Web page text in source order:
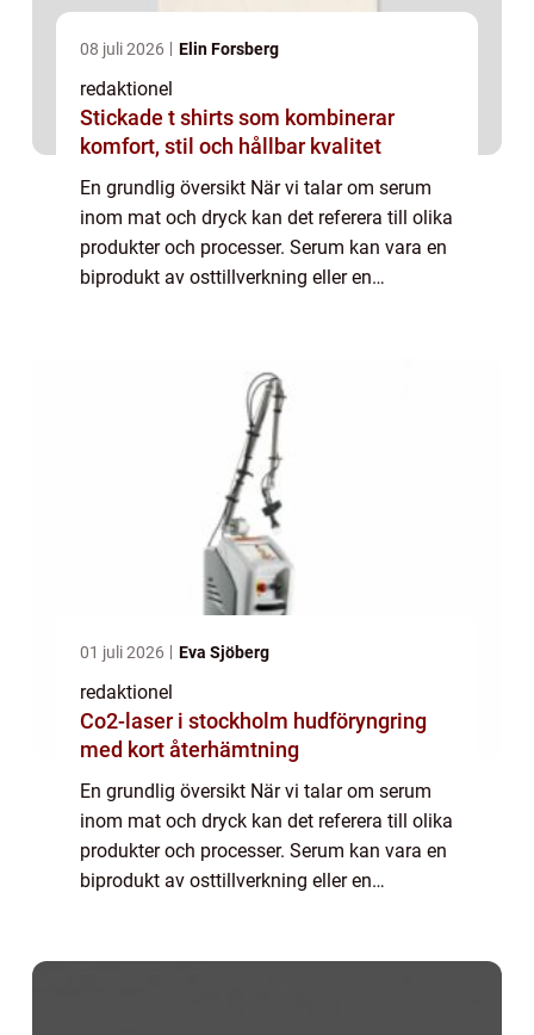
08 juli 2026 Elin Forsberg
redaktionel
Stickade t shirts som kombinerar
komfort, stil och hållbar kvalitet
En grundlig översikt När vi talar om serum
inom mat och dryck kan det referera till olika
produkter och processer. Serum kan vara en
biprodukt av osttillverkning eller en
01 juli 2026 Eva Sjöberg
redaktionel
Co2-laser i stockholm hudföryngring
med kort återhämtning
En grundlig översikt När vi talar om serum
inom mat och dryck kan det referera till olika
produkter och processer. Serum kan vara en
biprodukt av osttillverkning eller en